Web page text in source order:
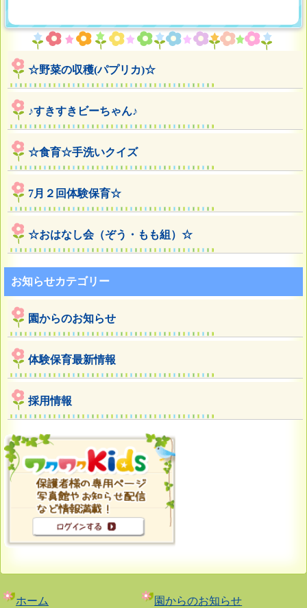
☆野菜の収穫(パプリカ)☆
♪すきすきビーちゃん♪
☆食育☆手洗いクイズ
7月２回体験保育☆
☆おはなし会（ぞう・もも組）☆
お知らせカテゴリー
園からのお知らせ
体験保育最新情報
採用情報
ホーム 園からのお知らせ